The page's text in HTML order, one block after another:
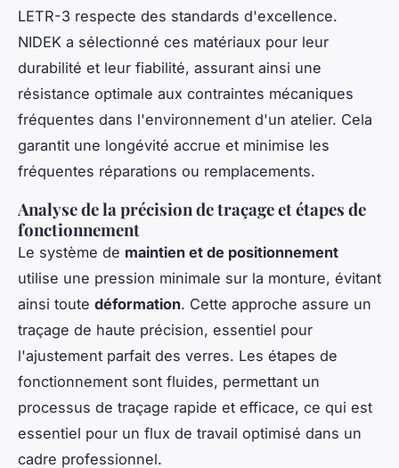
LETR-3 respecte des standards d'excellence.
NIDEK a sélectionné ces matériaux pour leur
durabilité et leur fiabilité, assurant ainsi une
résistance optimale aux contraintes mécaniques
fréquentes dans l'environnement d'un atelier. Cela
garantit une longévité accrue et minimise les
fréquentes réparations ou remplacements.
Analyse de la précision de traçage et étapes de
fonctionnement
Le système de maintien et de positionnement
utilise une pression minimale sur la monture, évitant
ainsi toute déformation. Cette approche assure un
traçage de haute précision, essentiel pour
l'ajustement parfait des verres. Les étapes de
fonctionnement sont fluides, permettant un
processus de traçage rapide et efficace, ce qui est
essentiel pour un flux de travail optimisé dans un
cadre professionnel.